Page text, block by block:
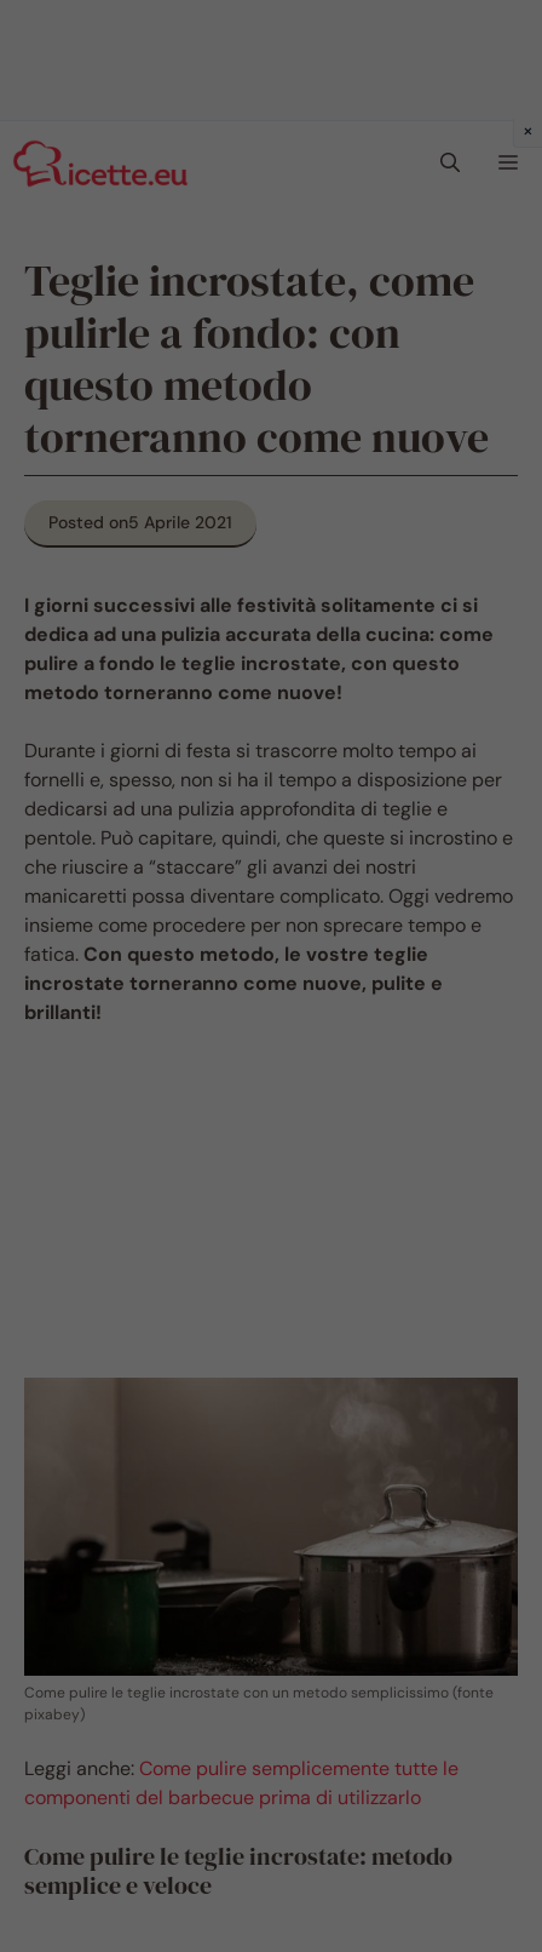
al
contenuto
Teglie incrostate, come
pulirle a fondo: con
questo metodo
torneranno come nuove
Posted on5 Aprile 2021
I giorni successivi alle festività solitamente ci si
dedica ad una pulizia accurata della cucina: come
pulire a fondo le teglie incrostate, con questo
metodo torneranno come nuove!
Durante i giorni di festa si trascorre molto tempo ai
fornelli e, spesso, non si ha il tempo a disposizione per
dedicarsi ad una pulizia approfondita di teglie e
pentole. Può capitare, quindi, che queste si incrostino e
che riuscire a “staccare” gli avanzi dei nostri
manicaretti possa diventare complicato. Oggi vedremo
insieme come procedere per non sprecare tempo e
fatica. Con questo metodo, le vostre teglie
incrostate torneranno come nuove, pulite e
brillanti!
Come pulire le teglie incrostate con un metodo semplicissimo (fonte
pixabey)
Leggi anche: Come pulire semplicemente tutte le
componenti del barbecue prima di utilizzarlo
Come pulire le teglie incrostate: metodo
semplice e veloce